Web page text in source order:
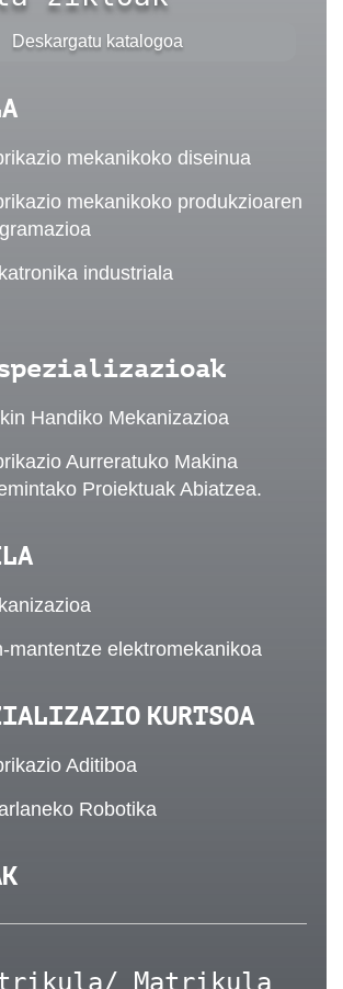
Deskargatu katalogoa
mekanikoko diseinua
mekanikoko produkzioaren
industriala
Handiko Mekanizazioa
Aurreratuko Makina
Proiektuak Abiatzea.
mantentze elektromekanikoa
KURTSOA
Aditiboa
Robotika
Matrikula